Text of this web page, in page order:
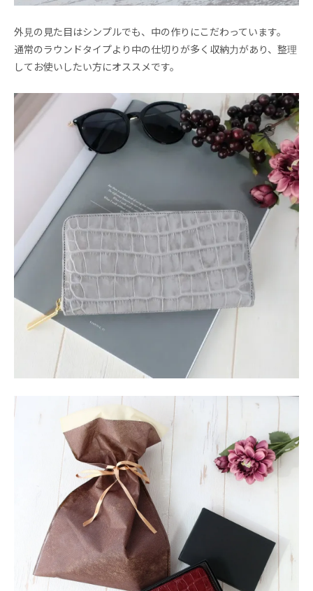
外見の見た目はシンプルでも、中の作りにこだわっています。
通常のラウンドタイプより中の仕切りが多く収納力があり、整理
してお使いしたい方にオススメです。